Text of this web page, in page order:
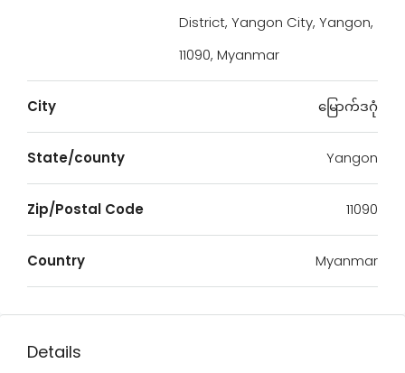
District, Yangon City, Yangon,
11090, Myanmar
City မြောက်ဒဂုံ
State/county Yangon
Zip/Postal Code 11090
Country Myanmar
Details